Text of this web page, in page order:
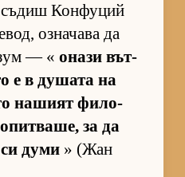
съ­диш Кон­фу­ций
оз­на­чава да
— « онази вът­
е в ду­шата на
на­шият фи­ло­
за да
думи » (Жан